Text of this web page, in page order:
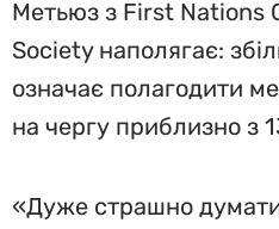
Метьюз з First Nations
Society наполягає:
означає полагодити
на чергу приблизно з
«Дуже страшно думати